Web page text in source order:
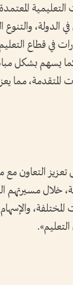
والتنوع
في قطاع التعليم
كما يسهم بشكل
المتقدمة،
التعاون مع
خلال